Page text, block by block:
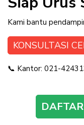
Kami bantu
KONSULTASI
📞 Kantor: 021-